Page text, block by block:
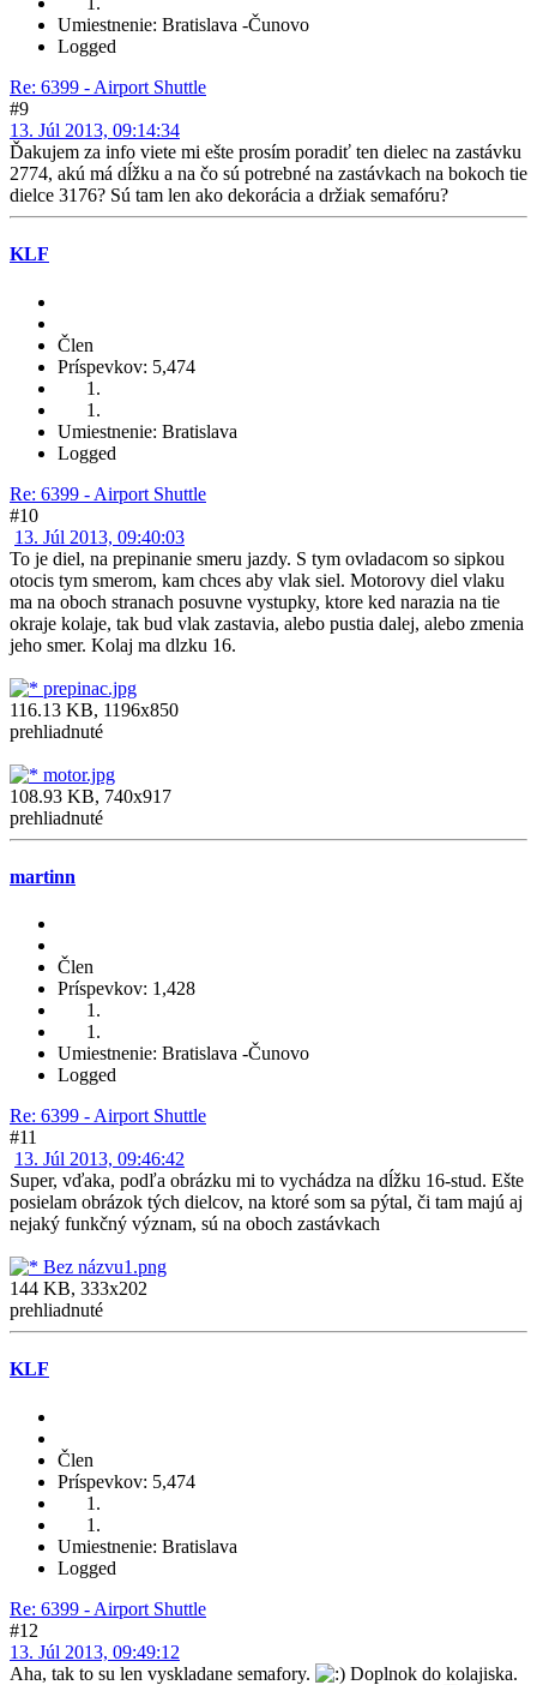
Umiestnenie: Bratislava -Čunovo
Logged
Re: 6399 - Airport Shuttle
#9
13. Júl 2013, 09:14:34
Ďakujem za info viete mi ešte prosím poradiť ten dielec na zastávku
2774, akú má dĺžku a na čo sú potrebné na zastávkach na bokoch tie
dielce 3176? Sú tam len ako dekorácia a držiak semafóru?
KLF
Člen
Príspevkov: 5,474
Umiestnenie: Bratislava
Logged
Re: 6399 - Airport Shuttle
#10
13. Júl 2013, 09:40:03
To je diel, na prepinanie smeru jazdy. S tym ovladacom so sipkou
otocis tym smerom, kam chces aby vlak siel. Motorovy diel vlaku
ma na oboch stranach posuvne vystupky, ktore ked narazia na tie
okraje kolaje, tak bud vlak zastavia, alebo pustia dalej, alebo zmenia
jeho smer. Kolaj ma dlzku 16.
prepinac.jpg
116.13 KB, 1196x850
prehliadnuté
motor.jpg
108.93 KB, 740x917
prehliadnuté
martinn
Člen
Príspevkov: 1,428
Umiestnenie: Bratislava -Čunovo
Logged
Re: 6399 - Airport Shuttle
#11
13. Júl 2013, 09:46:42
Super, vďaka, podľa obrázku mi to vychádza na dĺžku 16-stud. Ešte
posielam obrázok tých dielcov, na ktoré som sa pýtal, či tam majú aj
nejaký funkčný význam, sú na oboch zastávkach
Bez názvu1.png
144 KB, 333x202
prehliadnuté
KLF
Člen
Príspevkov: 5,474
Umiestnenie: Bratislava
Logged
Re: 6399 - Airport Shuttle
#12
13. Júl 2013, 09:49:12
Aha, tak to su len vyskladane semafory.
Doplnok do kolajiska.